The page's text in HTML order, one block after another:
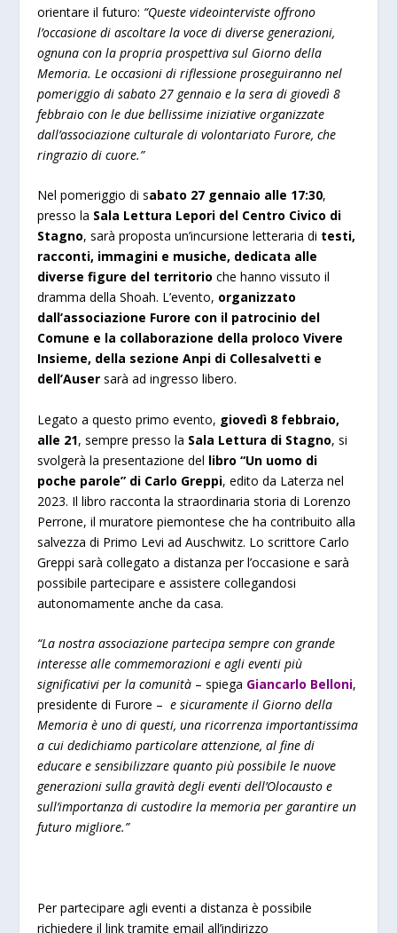
orientare il futuro: “Queste videointerviste offrono
l’occasione di ascoltare la voce di diverse generazioni,
ognuna con la propria prospettiva sul Giorno della
Memoria. Le occasioni di riflessione proseguiranno nel
pomeriggio di sabato 27 gennaio e la sera di giovedì 8
febbraio con le due bellissime iniziative organizzate
dall’associazione culturale di volontariato Furore, che
ringrazio di cuore.”
Nel pomeriggio di sabato 27 gennaio alle 17:30,
presso la Sala Lettura Lepori del Centro Civico di
Stagno, sarà proposta un’incursione letteraria di testi,
racconti, immagini e musiche, dedicata alle
diverse figure del territorio che hanno vissuto il
dramma della Shoah. L’evento, organizzato
dall’associazione Furore con il patrocinio del
Comune e la collaborazione della proloco Vivere
Insieme, della sezione Anpi di Collesalvetti e
dell’Auser sarà ad ingresso libero.
Legato a questo primo evento, giovedì 8 febbraio,
alle 21, sempre presso la Sala Lettura di Stagno, si
svolgerà la presentazione del libro “Un uomo di
poche parole” di Carlo Greppi, edito da Laterza nel
2023. Il libro racconta la straordinaria storia di Lorenzo
Perrone, il muratore piemontese che ha contribuito alla
salvezza di Primo Levi ad Auschwitz. Lo scrittore Carlo
Greppi sarà collegato a distanza per l’occasione e sarà
possibile partecipare e assistere collegandosi
autonomamente anche da casa.
“La nostra associazione partecipa sempre con grande
interesse alle commemorazioni e agli eventi più
significativi per la comunità – spiega Giancarlo Belloni,
presidente di Furore –e sicuramente il Giorno della
Memoria è uno di questi, una ricorrenza importantissima
a cui dedichiamo particolare attenzione, al fine di
educare e sensibilizzare quanto più possibile le nuove
generazioni sulla gravità degli eventi dell’Olocausto e
sull’importanza di custodire la memoria per garantire un
futuro migliore.”
Per partecipare agli eventi a distanza è possibile
richiedere il link tramite email all’indirizzo